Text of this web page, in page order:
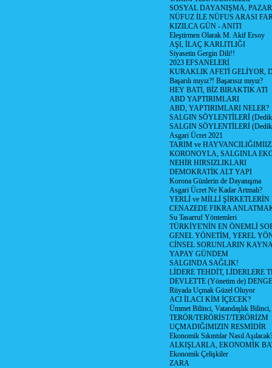
SOSYAL DAYANIŞMA,
NÜFUZ İLE NÜFUS ARASI
KIZILCA GÜN - ANITI
Eleştirmen Olarak M. Akif Ersoy
AŞI, İLAÇ KARLITLIĞI
Siyasetin Gergin Dili!!
2023 EFSANELERİ
KURAKLIK AFETİ GELİYOR,
Başarılı mıyız?! Başarısız mıyız?
HEY BATI, BİZ BIRAKTIK ATI
ABD YAPTIRIMLARI
ABD, YAPTIRIMLARI NELER?
SALGIN SÖYLENTİLERİ
SALGIN SÖYLENTİLERİ
Asgari Ücret 2021
TARIM ve
KORONOYLA, SALGINLA
NEHİR HIRSIZLIKLARI
DEMOKRATİK ALT YAPI
Korona Günlerin de Dayanışma
Asgari Ücret Ne Kadar Artmalı?
YERLİ ve MİLLİ
CENAZEDE FIKRA
Su Tasarruf Yöntemleri
TÜRKİYE'NİN EN ÖNEMLİ
GENEL YÖNETİM, YEREL
CİNSEL SORUNLARIN
YAPAY GÜNDEM
SALGINDA SAĞLIK!
LİDERE TEHDİT, LİDERLERE
DEVLETTE (Yönetim de)
Rüyada Uçmak Güzel Oluyor
ACI İLACI KİM İÇECEK?
Ümmet Bilinci, Vatandaşlık
TERÖR/TERÖRİST/TERÖRİZM
UÇMADIĞIMIZIN RESMİDİR
Ekonomik Sıkıntılar Nasıl
ALKIŞLARLA, EKONOMİK
Ekonomik Çelişkiler
ZARA